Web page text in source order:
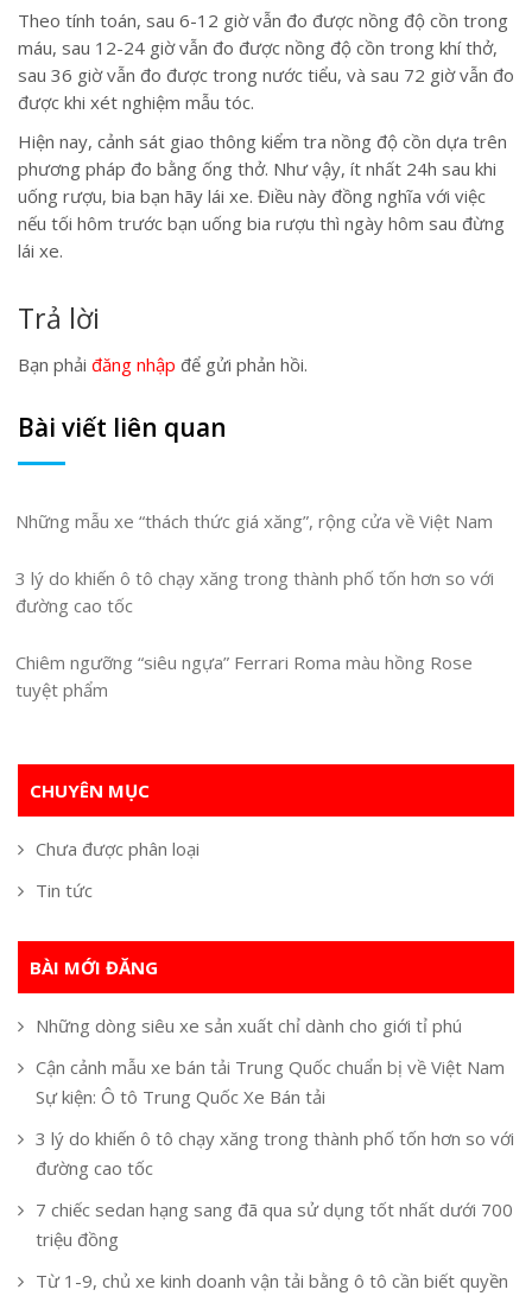
Theo tính toán, sau 6-12 giờ vẫn đo được nồng độ cồn trong
máu, sau 12-24 giờ vẫn đo được nồng độ cồn trong khí thở,
sau 36 giờ vẫn đo được trong nước tiểu, và sau 72 giờ vẫn đo
được khi xét nghiệm mẫu tóc.
Hiện nay, cảnh sát giao thông kiểm tra nồng độ cồn dựa trên
phương pháp đo bằng ống thở. Như vậy, ít nhất 24h sau khi
uống rượu, bia bạn hãy lái xe. Điều này đồng nghĩa với việc
nếu tối hôm trước bạn uống bia rượu thì ngày hôm sau đừng
lái xe.
Trả lời
Bạn phải đăng nhập để gửi phản hồi.
Bài viết liên quan
Những mẫu xe “thách thức giá xăng”, rộng cửa về Việt Nam
3 lý do khiến ô tô chạy xăng trong thành phố tốn hơn so với
đường cao tốc
Chiêm ngưỡng “siêu ngựa” Ferrari Roma màu hồng Rose
tuyệt phẩm
CHUYÊN MỤC
Chưa được phân loại
Tin tức
BÀI MỚI ĐĂNG
Những dòng siêu xe sản xuất chỉ dành cho giới tỉ phú
Cận cảnh mẫu xe bán tải Trung Quốc chuẩn bị về Việt Nam
Sự kiện: Ô tô Trung Quốc Xe Bán tải
3 lý do khiến ô tô chạy xăng trong thành phố tốn hơn so với
đường cao tốc
7 chiếc sedan hạng sang đã qua sử dụng tốt nhất dưới 700
triệu đồng
Từ 1-9, chủ xe kinh doanh vận tải bằng ô tô cần biết quyền